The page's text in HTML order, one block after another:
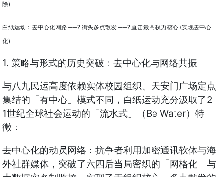
除)
白纸运动：去中心化网路 ──? 街头多点散发 ──? 直击最高权力核心 (实现去中心
化)
1. 策略与形式的历史突破：去中心化与网络共振
与八九民运高度依赖实体校园组织、天安门广场定点
集结的「有中心」模式不同，白纸运动充分汲取了2
1世纪全球社会运动的「流水式」（Be Water）特
徵：
去中心化的动员网络：抗争者利用加密通讯软体与海
外社群媒体，突破了六四后当局密织的「网格化」与